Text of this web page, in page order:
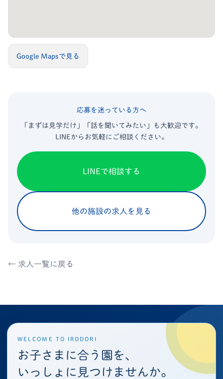
Google Mapsで見る
応募を迷っている方へ
「まずは見学だけ」「話を聞いてみたい」も大歓迎です。
LINEからお気軽にご相談ください。
LINEで相談する
他の施設の求人を見る
← 求人一覧に戻る
WELCOME TO IRODORI
お子さまに合う園を、
いっしょに見つけませんか。